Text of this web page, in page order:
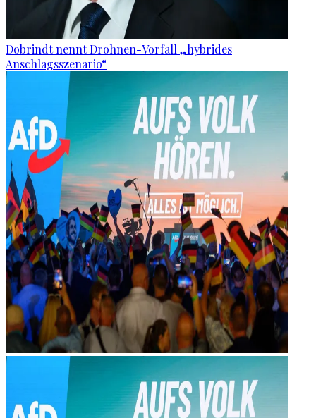
Dobrindt nennt Drohnen-Vorfall „hybrides
Anschlagsszenario“